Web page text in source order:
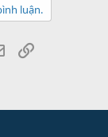
luận.
Email